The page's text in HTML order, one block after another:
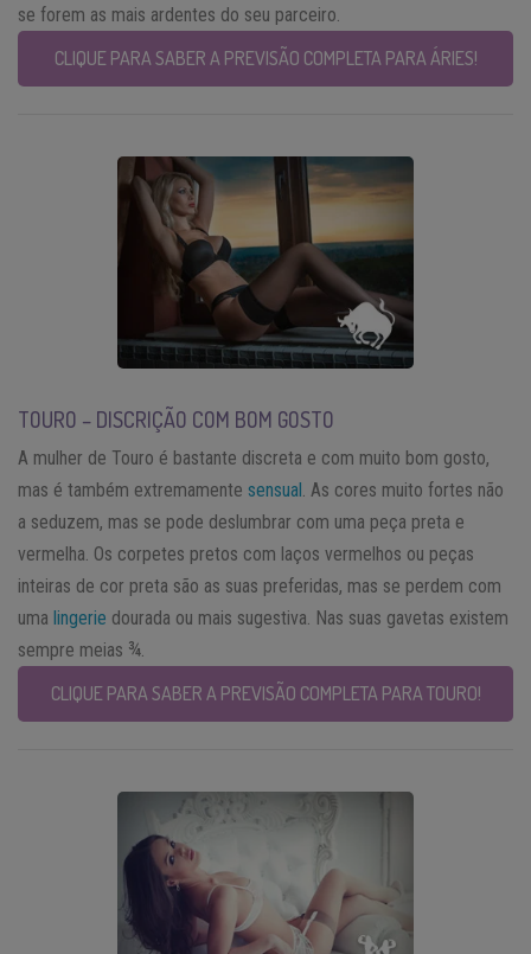
se forem as mais ardentes do seu parceiro.
CLIQUE PARA SABER A PREVISÃO COMPLETA PARA ÁRIES!
TOURO – DISCRIÇÃO COM BOM GOSTO
A mulher de Touro é bastante discreta e com muito bom gosto,
mas é também extremamente sensual . As cores muito fortes não
a seduzem, mas se pode deslumbrar com uma peça preta e
vermelha. Os corpetes pretos com laços vermelhos ou peças
inteiras de cor preta são as suas preferidas, mas se perdem com
uma lingerie dourada ou mais sugestiva. Nas suas gavetas existem
sempre meias ¾.
CLIQUE PARA SABER A PREVISÃO COMPLETA PARA TOURO!